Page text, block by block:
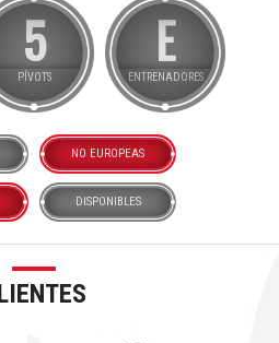
5
PÍVOTS
E
ENTRENADORES
NO EUROPEAS
DISPONIBLES